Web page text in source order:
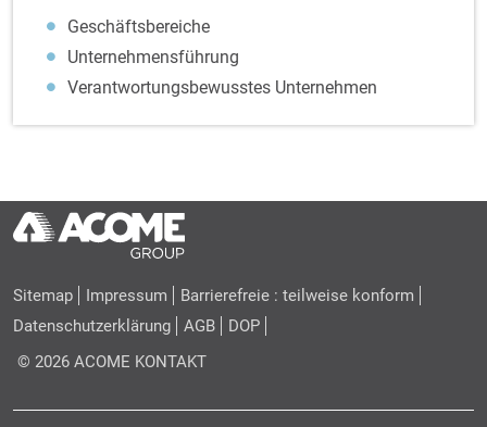
Geschäftsbereiche
Unternehmensführung
Verantwortungsbewusstes Unternehmen
Sitemap Impressum
Barrierefreie : teilweise konform
Datenschutzerklärung
AGB
DOP
© 2026 ACOME KONTAKT